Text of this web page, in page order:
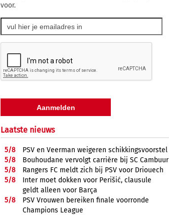
voor.
Laatste nieuws
5/8
PSV en Veerman weigeren schikkingsvoorstel
5/8
Bouhoudane vervolgt carrière bij SC Cambuur
5/8
Rangers FC meldt zich bij PSV voor Driouech
5/8
Inter moet dokken voor Perišić, clausule
geldt alleen voor Barça
5/8
PSV Vrouwen bereiken finale voorronde
Champions League